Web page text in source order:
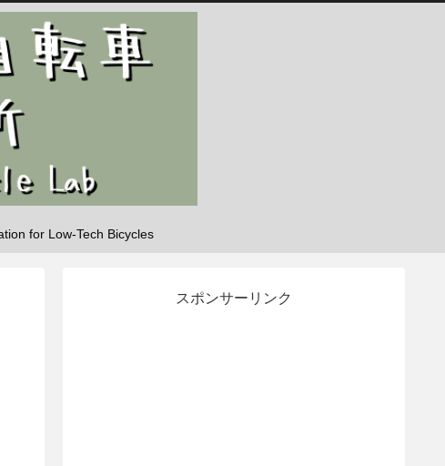
for Low-Tech Bicycles
スポンサーリンク